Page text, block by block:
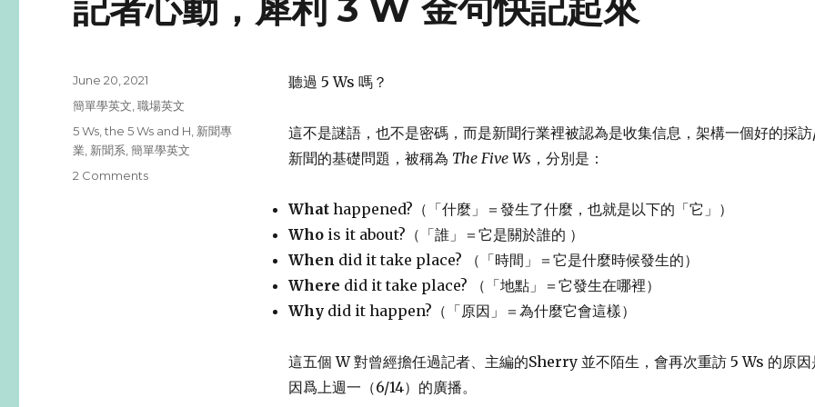
聽過 5 Ws 嗎？
這不是謎語，也不是密碼，而是新聞行業裡被認為是收集信息，架構一個好的採
新聞的基礎問題，被稱為 The Five Ws ，分別是：
What happened?（「什麼」＝發生了什麼，也就是以下的「它」）
Who is it about?（「誰」＝它是關於誰的 ）
When did it take place? （「時間」＝它是什麼時候發生的）
Where did it take place? （「地點」＝它發生在哪裡）
Why did it happen?（「原因」＝為什麼它會這樣）
這五個 W 對曾經擔任過記者、主編的Sherry 並不陌生，會再次重訪 5 Ws 的原因
因爲上週一（6/14）的廣播。
Posted
on
June 20, 2021
Categories
簡單學英文 ,職場英文
Tags
5 Ws ,the 5 Ws and H 新聞專
業 新聞系 ,簡單學英文
2 Comments